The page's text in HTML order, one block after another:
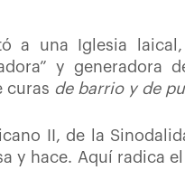
a una Iglesia
y generadora
curas de barrio y de
II, de la
y hace. Aquí radica